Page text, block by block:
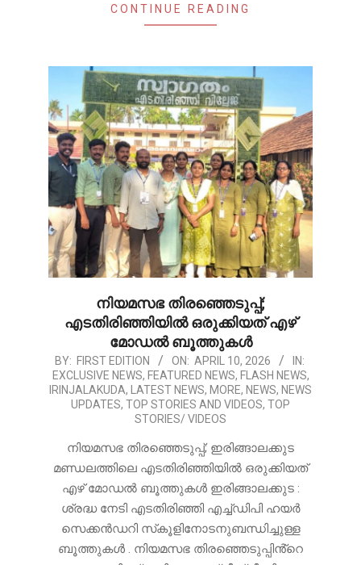
CONTINUE READING
നിയമസഭ തിരഞ്ഞെടുപ്പ്;
എടതിരിഞ്ഞിയിൽ ഒരുക്കിയത് എഴ്
മോഡൽ ബൂത്തുകൾ
2026-
04-
BY: FIRST EDITION ON: APRIL 10, 2026
IN:
EXCLUSIVE NEWS, FEATURED NEWS, FLASH NEWS,
IRINJALAKUDA, LATEST NEWS, MORE, NEWS, NEWS
UPDATES, TOP STORIES AND VIDEOS, TOP
STORIES/ VIDEOS
നിയമസഭ തിരഞ്ഞെടുപ്പ്; ഇരിങ്ങാലക്കുട
മണ്ഡലത്തിലെ എടതിരിഞ്ഞിയിൽ ഒരുക്കിയത്
എഴ് മോഡൽ ബൂത്തുകൾ ഇരിങ്ങാലക്കുട :
ശ്രദ്ധ നേടി എടതിരിഞ്ഞി എച്ച്ഡിപി ഹയർ
സെക്കൻഡറി സ്‌കൂളിനോടനുബന്ധിച്ചുള്ള
ബൂത്തുകൾ . നിയമസഭ തിരഞ്ഞെടുപ്പിൻ്റെ